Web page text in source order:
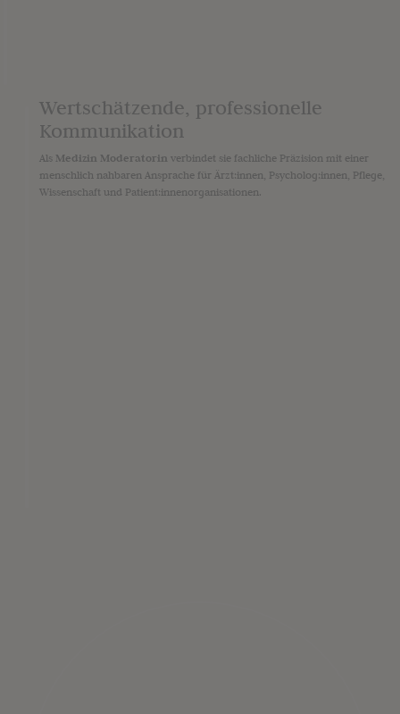
Wertschätzende, professionelle
Kommunikation
Als Medizin Moderatorin verbindet sie fachliche Präzision mit einer
menschlich nahbaren Ansprache für Ärzt:innen, Psycholog:innen, Pflege,
Wissenschaft und Patient:innenorganisationen.